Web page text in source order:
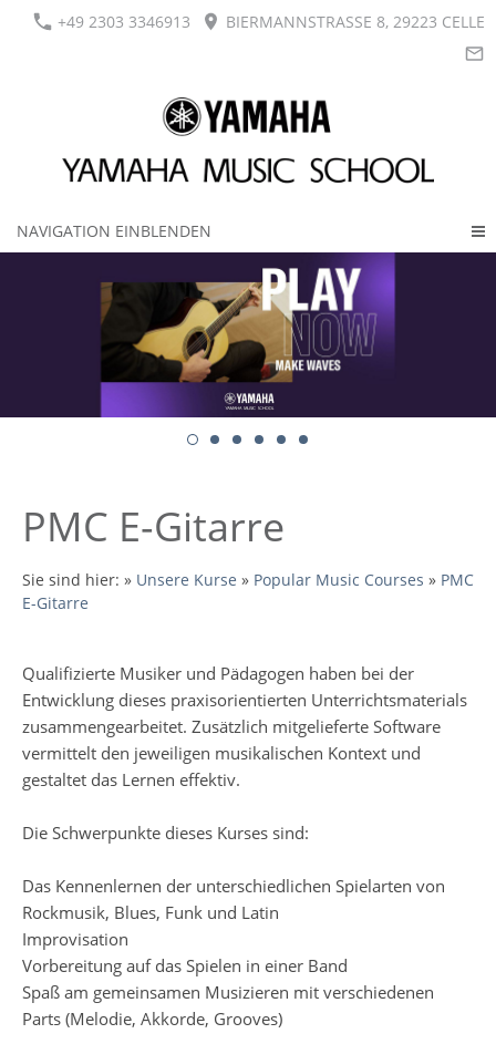
+49 2303 3346913 BIERMANNSTRASSE 8, 29223 CELLE
NAVIGATION EINBLENDEN
PMC E-Gitarre
Sie sind hier: » Unsere Kurse » Popular Music Courses » PMC
E-Gitarre
Qualifizierte Musiker und Pädagogen haben bei der
Entwicklung dieses praxisorientierten Unterrichtsmaterials
zusammengearbeitet. Zusätzlich mitgelieferte Software
vermittelt den jeweiligen musikalischen Kontext und
gestaltet das Lernen effektiv.
Die Schwerpunkte dieses Kurses sind:
Das Kennenlernen der unterschiedlichen Spielarten von
Rockmusik, Blues, Funk und Latin
Improvisation
Vorbereitung auf das Spielen in einer Band
Spaß am gemeinsamen Musizieren mit verschiedenen
Parts (Melodie, Akkorde, Grooves)